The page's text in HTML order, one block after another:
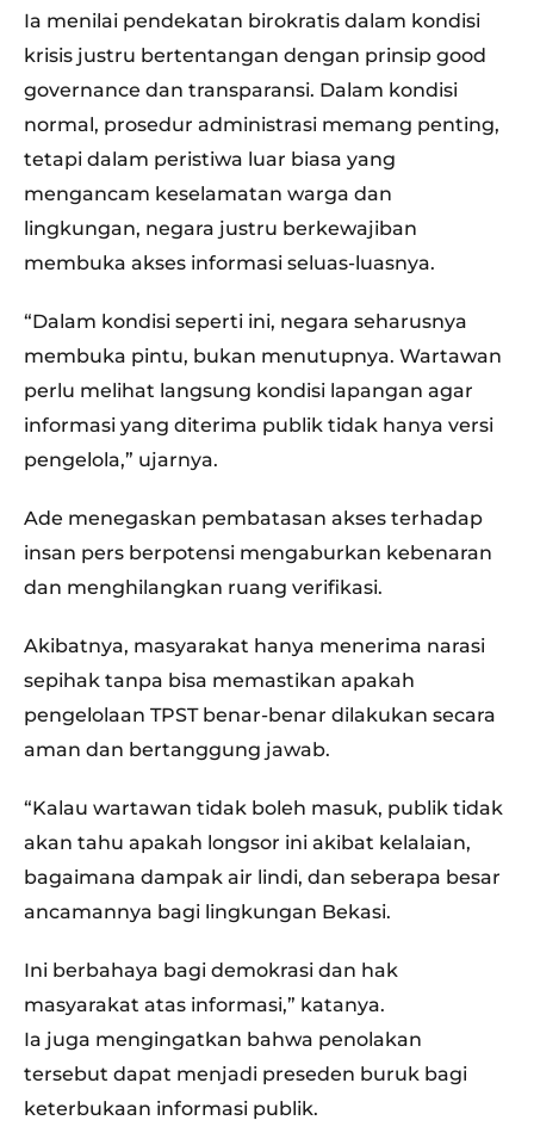
Ia menilai pendekatan birokratis dalam kondisi
krisis justru bertentangan dengan prinsip good
governance dan transparansi. Dalam kondisi
normal, prosedur administrasi memang penting,
tetapi dalam peristiwa luar biasa yang
mengancam keselamatan warga dan
lingkungan, negara justru berkewajiban
membuka akses informasi seluas-luasnya.
“Dalam kondisi seperti ini, negara seharusnya
membuka pintu, bukan menutupnya. Wartawan
perlu melihat langsung kondisi lapangan agar
informasi yang diterima publik tidak hanya versi
pengelola,” ujarnya.
Ade menegaskan pembatasan akses terhadap
insan pers berpotensi mengaburkan kebenaran
dan menghilangkan ruang verifikasi.
Akibatnya, masyarakat hanya menerima narasi
sepihak tanpa bisa memastikan apakah
pengelolaan TPST benar-benar dilakukan secara
aman dan bertanggung jawab.
“Kalau wartawan tidak boleh masuk, publik tidak
akan tahu apakah longsor ini akibat kelalaian,
bagaimana dampak air lindi, dan seberapa besar
ancamannya bagi lingkungan Bekasi.
Ini berbahaya bagi demokrasi dan hak
masyarakat atas informasi,” katanya.
Ia juga mengingatkan bahwa penolakan
tersebut dapat menjadi preseden buruk bagi
keterbukaan informasi publik.